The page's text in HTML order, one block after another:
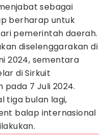
sebagai
berharap untuk
pemerintah daerah.
diselenggarakan di
2024, sementara
di Sirkuit
7 Juli 2024.
tiga bulan lagi,
balap internasional